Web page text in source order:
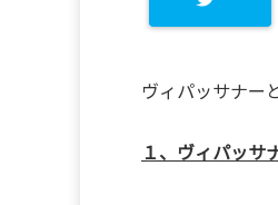
ヴィパッサナー
１、ヴィパッサ